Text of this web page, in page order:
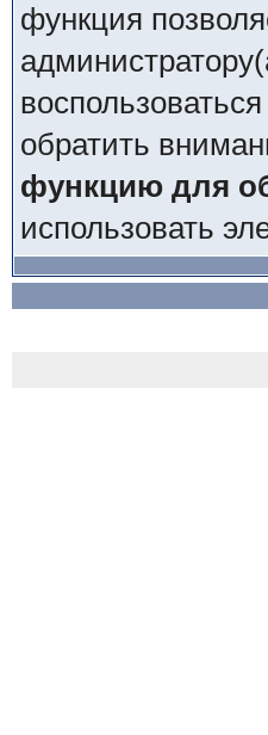
функция
обратить
функцию для
использовать